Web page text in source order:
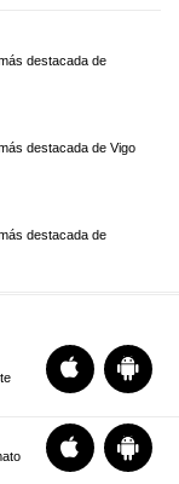
destacada de
destacada de Vigo
destacada de